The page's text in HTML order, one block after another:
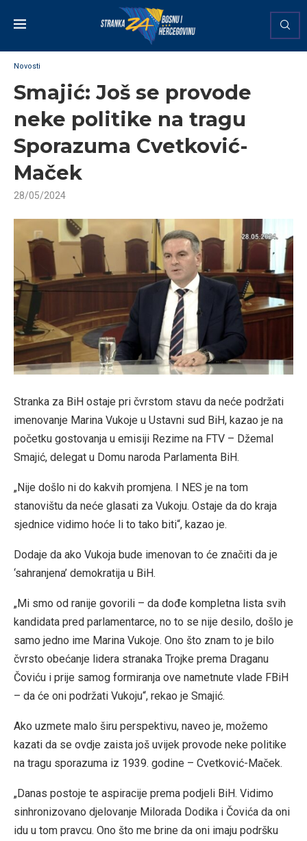
Novosti
Smajić: Još se provode
neke politike na tragu
Sporazuma Cvetković-
Maček
28/05/2024
Stranka za BiH ostaje pri čvrstom stavu da neće podržati
imenovanje Marina Vukoje u Ustavni sud BiH, kazao je na
početku gostovanja u emisiji Rezime na FTV – Džemal
Smajić, delegat u Domu naroda Parlamenta BiH.
„Nije došlo ni do kakvih promjena. I NES je na tom
stanovištu da neće glasati za Vukoju. Ostaje da do kraja
sjednice vidimo hoće li to tako biti“, kazao je.
Dodaje da ako Vukoja bude imenovan to će značiti da je
‘sahranjena’ demokratija u BiH.
„Mi smo od ranije govorili – da dođe kompletna lista svih
kandidata pred parlamentarce, no to se nije desilo, došlo je
samo jedno ime Marina Vukoje. Ono što znam to je bilo
čvrsto obećanje lidera stranaka Trojke prema Draganu
Čoviću i prije samog formiranja ove nametnute vlade FBiH
– da će oni podržati Vukoju“, rekao je Smajić.
Ako uzmete malo širu perspektivu, naveo je, možemo
kazati da se ovdje zaista još uvijek provode neke politike
na tragu sporazuma iz 1939. godine – Cvetković-Maček.
„Danas postoje te aspiracije prema podjeli BiH. Vidimo
sinhronizovano djelovanje Milorada Dodika i Čovića da oni
idu u tom pravcu. Ono što me brine da oni imaju podršku